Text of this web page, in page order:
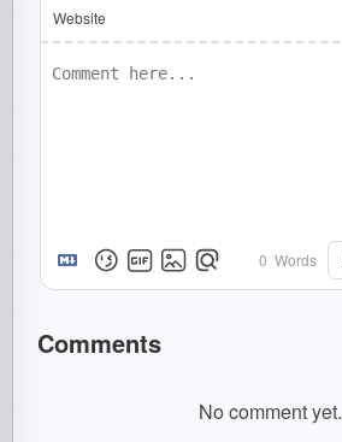
Website
0 Words
Comments
No comment yet.